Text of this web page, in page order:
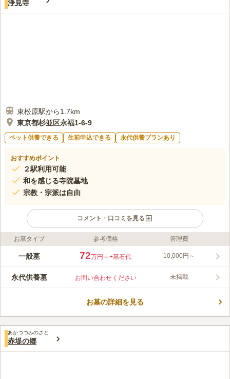
浄見寺
東松原駅から1.7km
東京都杉並区永福1-6-9
ペット供養できる 生前申込できる 永代供養プランあり
おすすめポイント
２駅利用可能
和を感じる寺院墓地
宗教・宗派は自由
コメント・口コミを見る
ライフドット編集部のコメント
世田谷区にある由緒ある寺院墓地です。日本ならではの和を感じ
良さを演出しています。また、桜の木を植えており春には桜満開
の景色を楽しむ事ができます。参道は平坦になっており、安心し
旨・宗派は不問となっています。
みんなの評価
5.0 口コミ1件
40代男性
近くにひまわり公園、よろずや旅館がある。少し歩けば、西友や
コンビニのファミリーマートがあるため、便利な立地と言える。
お墓タイプ 参考価格 管理費
一般墓 72万円～+墓石代 10,000円～
永代供養墓 お問い合わせください 未掲載
お墓の詳細を見る
あかづつみのさと
赤堤の郷